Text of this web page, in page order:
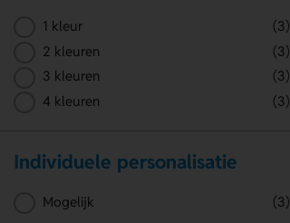
1 kleur
(3)
2 kleuren
(3)
3 kleuren
(3)
4 kleuren
(3)
Individuele personalisatie
Mogelijk (3)